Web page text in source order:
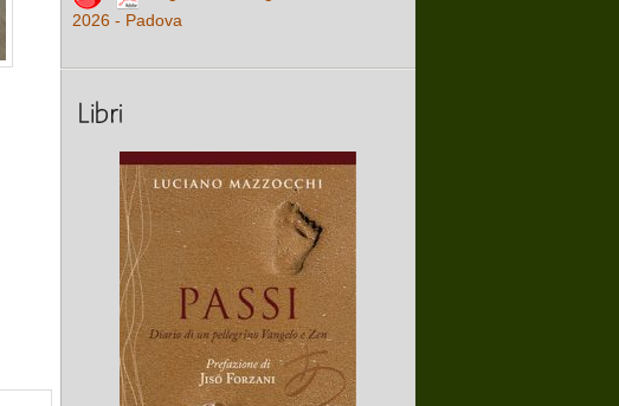
2026 - Padova